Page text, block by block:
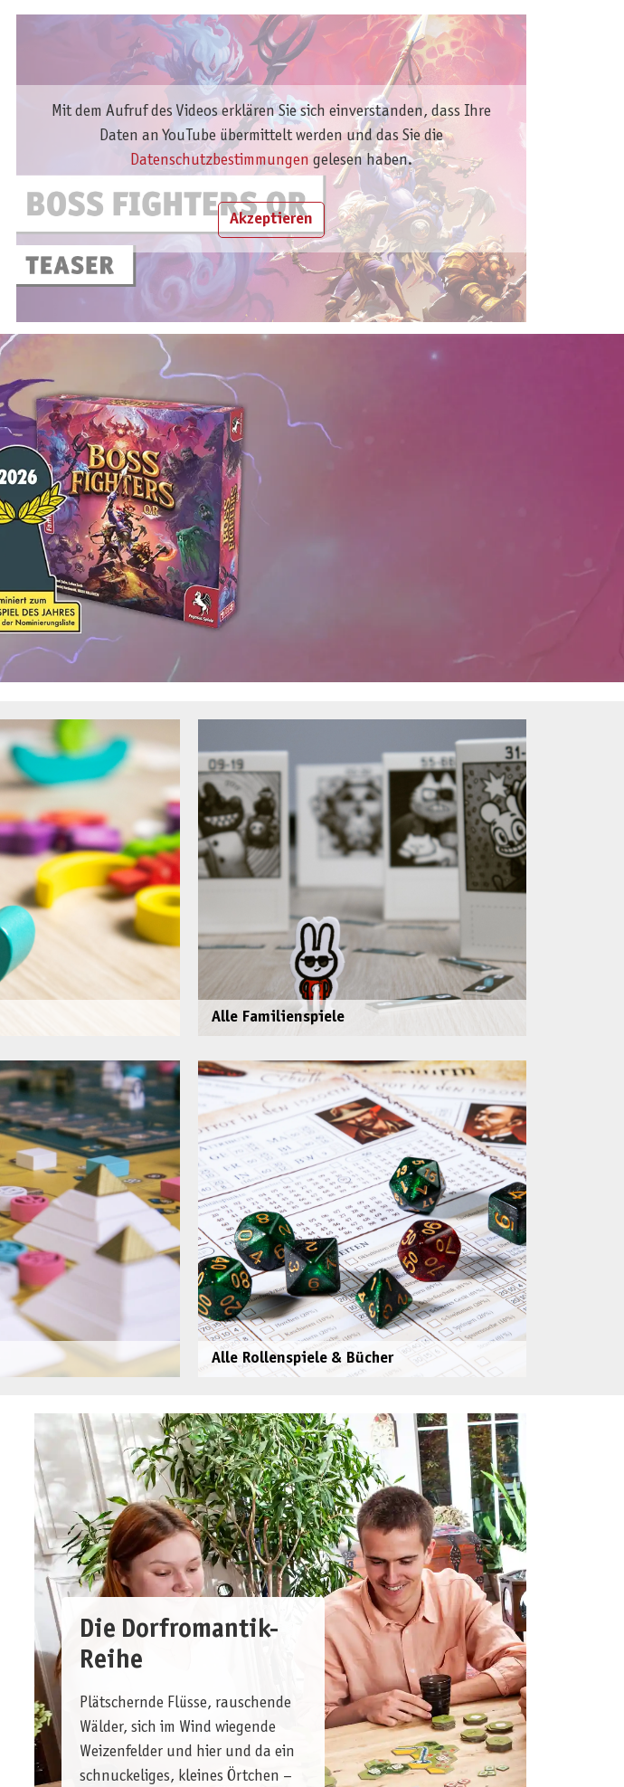
inkl. MwSt.
Mit dem Aufruf des Videos erklären Sie sich einverstanden, dass Ihre
Daten an YouTube übermittelt werden und das Sie die
Datenschutzbestimmungen gelesen haben.
Akzeptieren
Alle Familienspiele
Alle Rollenspiele & Bücher
Dorfromantik - Das Brettspiel *Spiel des Jahres 2023*
Die Dorfromantik-
Reihe
Plätschernde Flüsse, rauschende
Wälder, sich im Wind wiegende
Weizenfelder und hier und da ein
schnuckeliges, kleines Örtchen –